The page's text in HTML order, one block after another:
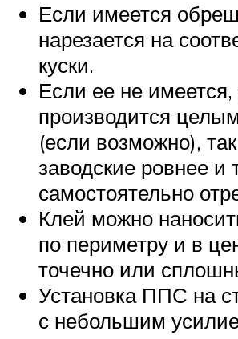
Если имеется
нарезается на
куски.
Если ее не имеется,
производится
(если возможно),
заводские ровнее и
самостоятельно
Клей можно
по периметру и в
точечно или
Установка ППС на
с небольшим